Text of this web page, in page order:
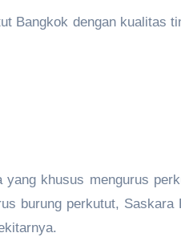
Bangkok dengan kualitas
khusus mengurus
burung perkutut, Saskara